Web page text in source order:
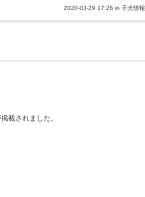
2020-03-29 17:26 in 子犬情報
載されました。